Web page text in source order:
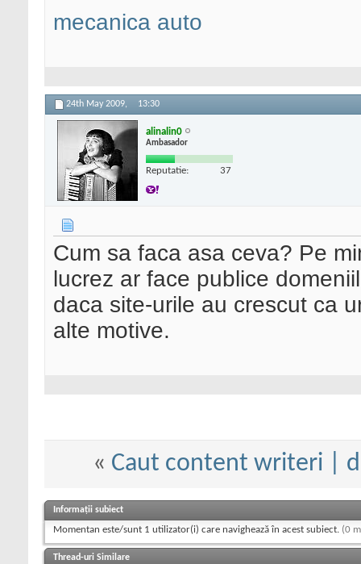
mecanica auto
24th May 2009, 13:30
alinalin0
Ambasador
Reputatie: 37
Cum sa faca asa ceva? Pe
lucrez ar face publice
daca site-urile au crescut ca
alte motive.
« Caut content writeri |
Informații subiect
Momentan este/sunt 1 utilizator(i) care navighează în acest subiect. (0
Thread-uri Similare